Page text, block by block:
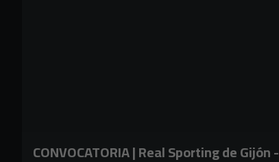
CONVOCATORIA | Real Sporting de Gijón -